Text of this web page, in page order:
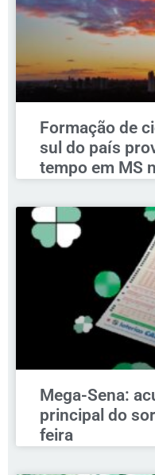
Formação de
sul do país
tempo em MS
Mega-Sena:
principal do
feira